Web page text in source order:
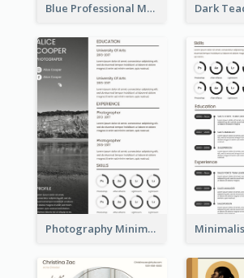
Blue Professional Marketing Resume
Photography Minimalist Design Resume